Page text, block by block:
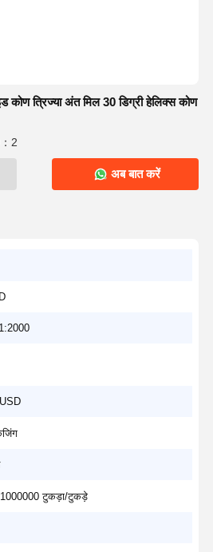
कोण त्रिज्या अंत मिल 30 डिग्री हेलिक्स कोण
2
अब बात करें
1000000 टुकड़ा/टुकड़े